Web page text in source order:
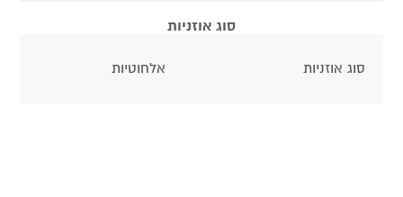
סוג אוזניות
סוג אוזניות אלחוטיות